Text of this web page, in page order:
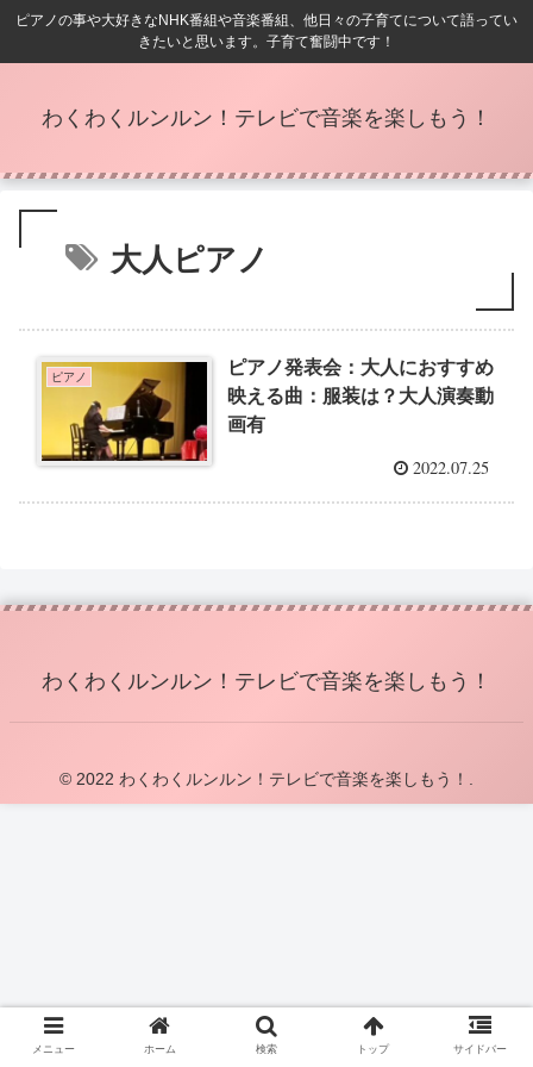
ピアノの事や大好きなNHK番組や音楽番組、他日々の子育てについて語ってい
きたいと思います。子育て奮闘中です！
わくわくルンルン！テレビで音楽を楽しもう！
大人ピアノ
ピアノ
ピアノ発表会：大人におすすめ
映える曲：服装は？大人演奏動
画有
2022.07.25
わくわくルンルン！テレビで音楽を楽しもう！
© 2022 わくわくルンルン！テレビで音楽を楽しもう！.
メニュー ホーム 検索 トップ サイドバー